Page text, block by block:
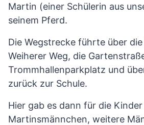
Martin (einer Schülerin aus
seinem Pferd.
Die Wegstrecke führte über
Weiherer Weg, die
Trommhallenparkplatz und
zurück zur Schule.
Hier gab es dann für die Kinder
Martinsmännchen, weitere